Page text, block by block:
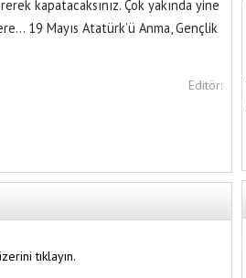
kapatacaksınız. Çok yakında yine
19 Mayıs Atatürk’ü Anma, Gençlik
Editör:
tıklayın.